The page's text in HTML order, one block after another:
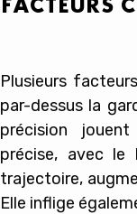
FACTEURS
Plusieurs
par-dessus la
précision
précise, avec le
trajectoire,
Elle inflige